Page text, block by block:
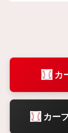
カ
カー